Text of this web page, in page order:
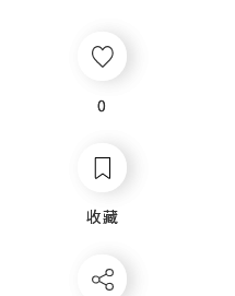
0
收藏
0
收藏